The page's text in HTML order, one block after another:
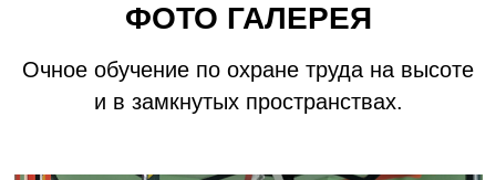
ФОТО ГАЛЕРЕЯ
Очное обучение по охране труда на высоте
и в замкнутых пространствах.